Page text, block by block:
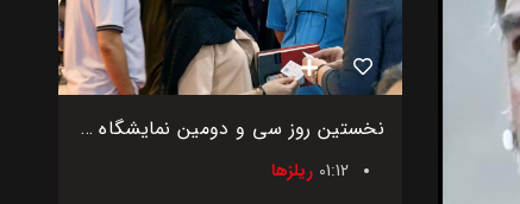
نخستین روز سی و دومین نمایشگاه بین‌المللی اگروفود ایران
01:12 ریلزها